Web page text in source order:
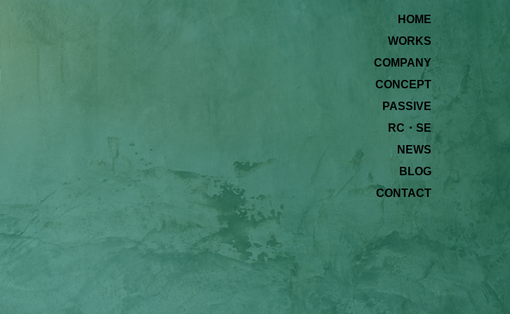
HOME
WORKS
COMPANY
CONCEPT
PASSIVE
RC・SE
NEWS
BLOG
CONTACT